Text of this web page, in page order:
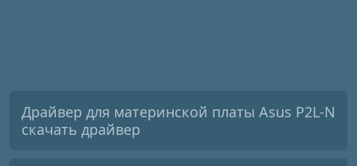
Драйвер для материнской платы Asus P2L-N
скачать драйвер